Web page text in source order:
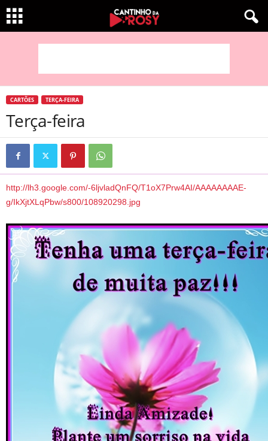
CARTÕES TERÇA-FEIRA
Terça-feira
http://lh3.google.com/-6ljvladQnFQ/T1oX7Prw4AI/AAAAAAAAE-
g/IkXjtXLqPbw/s800/108920298.jpg